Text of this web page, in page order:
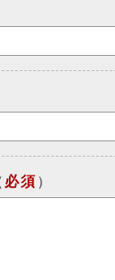
必須 ）